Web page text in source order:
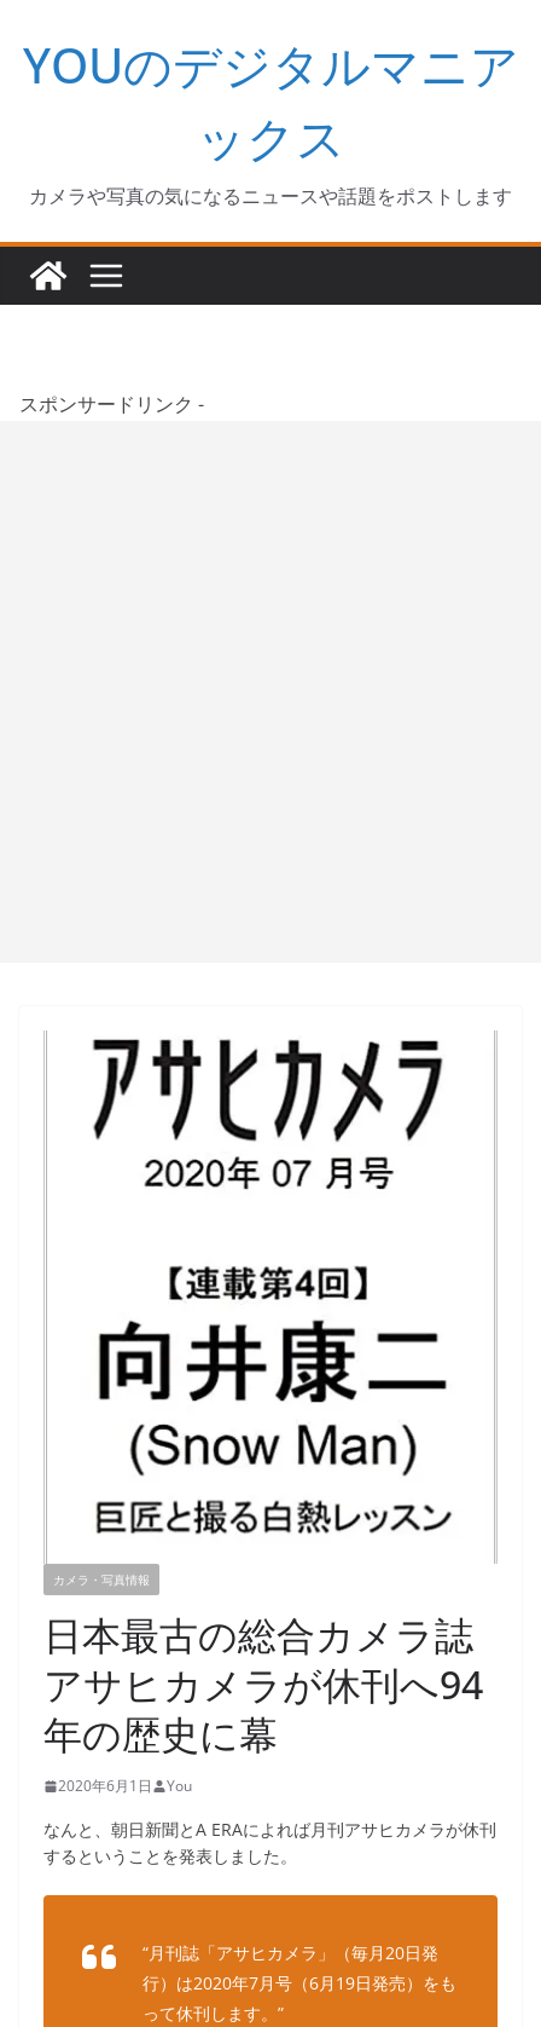
キ
YOUのデジタルマニア
ックス
カメラや写真の気になるニュースや話題をポストします
スポンサードリンク -
カメラ・写真情報
日本最古の総合カメラ誌
アサヒカメラが休刊へ94
年の歴史に幕
2020年6月1日 You
なんと、朝日新聞とA ERAによれば月刊アサヒカメラが休刊
するということを発表しました。
“月刊誌「アサヒカメラ」（毎月20日発
行）は2020年7月号（6月19日発売）をも
って休刊します。”